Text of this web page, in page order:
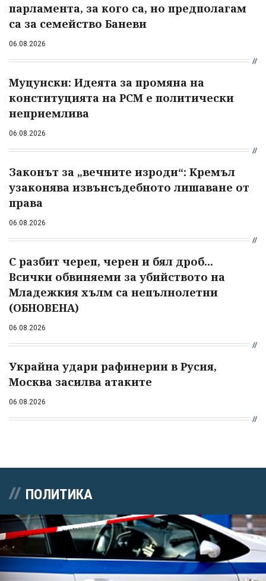
парламента, за кого са, но предполагам
са за семейство Баневи
06.08.2026
Муцунски: Идеята за промяна на
конституцията на РСМ е политически
неприемлива
06.08.2026
Законът за „вечните изроди“: Кремъл
узаконява извънсъдебното лишаване от
права
06.08.2026
С разбит череп, черен и бял дроб...
Всички обвиняеми за убийството на
Младежкия хълм са непълнолетни
(ОБНОВЕНА)
06.08.2026
Украйна удари рафинерии в Русия,
Москва засилва атаките
06.08.2026
ПОЛИТИКА